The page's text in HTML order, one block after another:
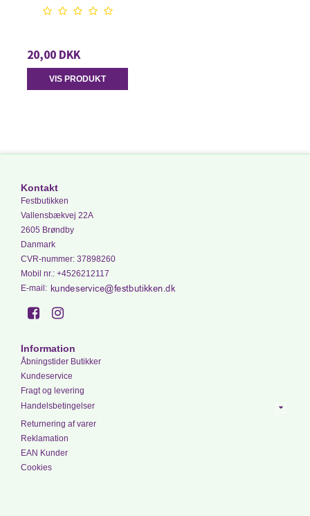
20,00 DKK
VIS PRODUKT
Kontakt
Festbutikken
Vallensbækvej 22A
2605 Brøndby
Danmark
CVR-nummer: 37898260
Mobil nr.: +4526212117
E-mail :
Information
Åbningstider Butikker
Kundeservice
Fragt og levering
Handelsbetingelser
Returnering af varer
Reklamation
EAN Kunder
Cookies